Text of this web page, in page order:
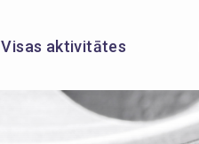
Visas aktivitātes